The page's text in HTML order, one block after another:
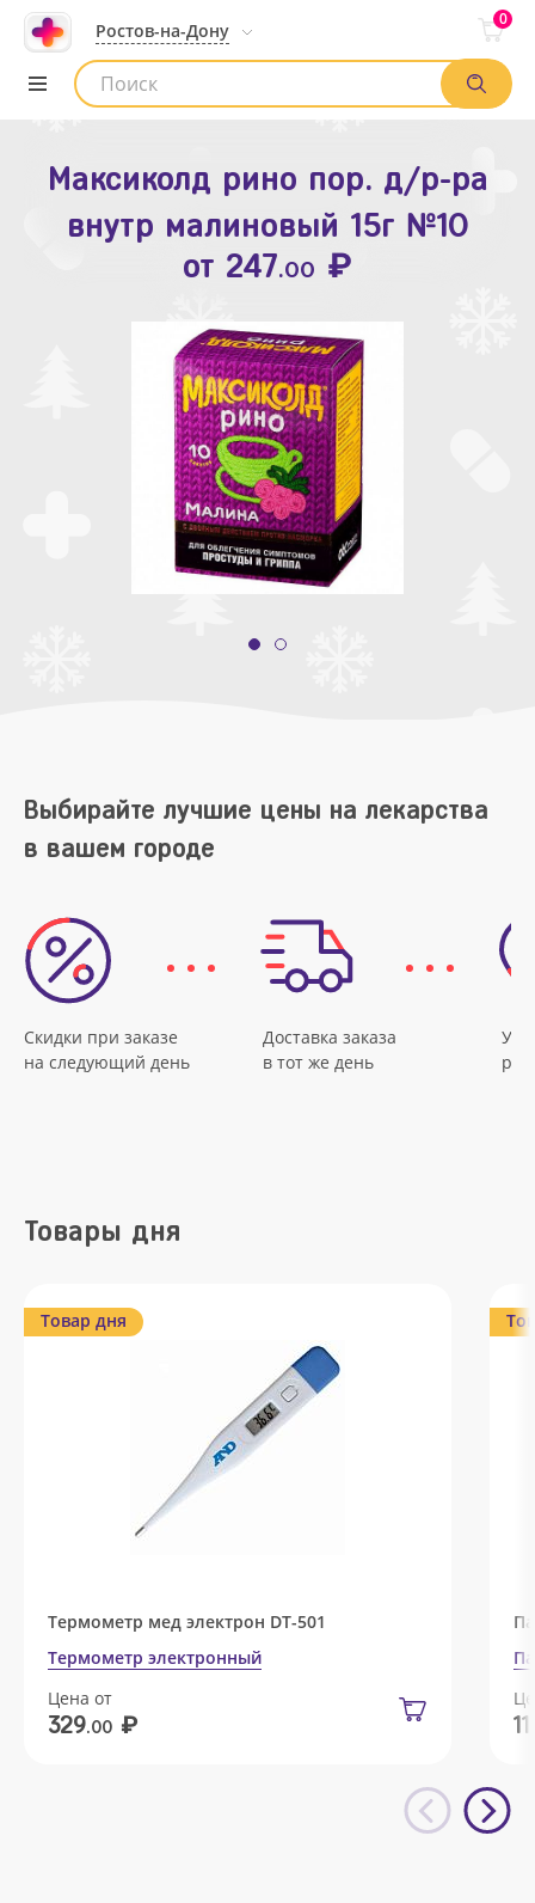
Ростов-на-Дону
0
Список аптек
Максиколд рино пор. д/р-ра
внутр малиновый 15г №10
от 247.00 ₽
Зодак таб. п.п.о. 10мг №10
от109.80 ₽
Выбирайте лучшие цены на лекарства
в вашем городе
Скидки при заказе
на следующий день
Доставка заказа
в тот же день
Товары дня
Товар дня
Термометр мед электрон DT-501
Термометр электронный
Цена от
329.00 ₽ 11